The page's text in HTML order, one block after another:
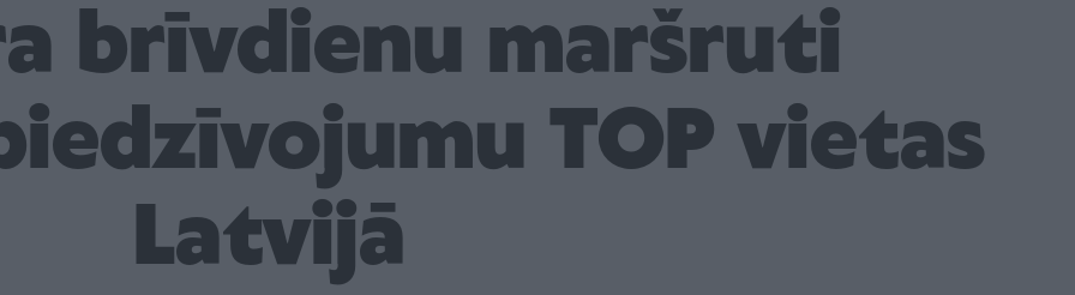
brīvdienu maršruti
TOP vietas
Latvijā